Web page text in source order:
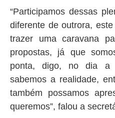
“Participamos dessas
diferente de outrora,
trazer uma caravana
propostas, já que
ponta, digo, no dia a
sabemos a realidade,
também possamos
queremos”, falou a